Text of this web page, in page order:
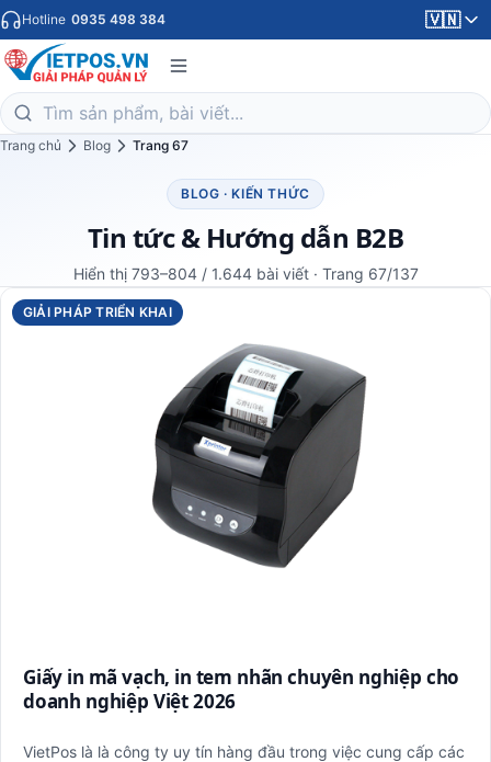
Hotline 0935 498 384 🇻🇳
Trang chủ Blog Trang 67
BLOG · KIẾN THỨC
Tin tức & Hướng dẫn B2B
Hiển thị 793–804 / 1.644 bài viết · Trang 67/137
GIẢI PHÁP TRIỂN KHAI
Giấy in mã vạch, in tem nhãn chuyên nghiệp cho
doanh nghiệp Việt 2026
VietPos là là công ty uy tín hàng đầu trong việc cung cấp các